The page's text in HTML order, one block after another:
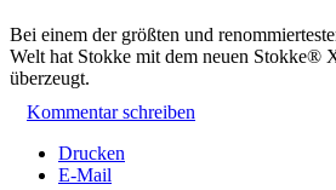
Bei einem der größten und
Welt hat Stokke mit dem neuen Stokke®
überzeugt.
Kommentar schreiben
Drucken
E-Mail